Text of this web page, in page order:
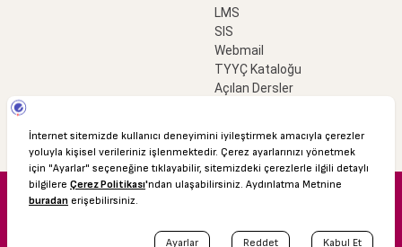
LMS
SIS
Webmail
TYYÇ Kataloğu
Açılan Dersler
© 2016 Özyeğin Üniversitesi
Akademik Takvim Kişisel Verilerin Korunması